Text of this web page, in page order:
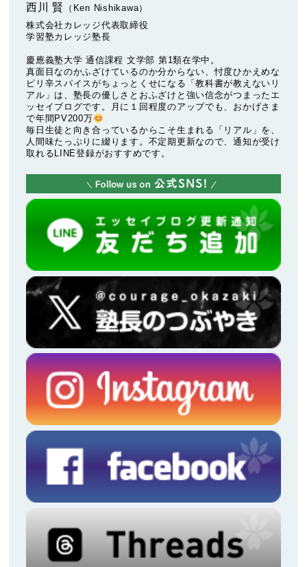
西川 賢
（Ken Nishikawa）
株式会社カレッジ代表取締役
学習塾カレッジ塾長
慶應義塾大学 通信課程 文学部 第1類在学中。
真面目なのかふざけているのか分からない、忖度ひかえめな
ピリ辛スパイスがちょっとくせになる「教科書が教えないリ
アル」は、塾長の優しさとおふざけと強い信念がつまったエ
ッセイブログです。月に１回程度のアップでも、おかげさま
で年間PV200万
毎日生徒と向き合っているからこそ生まれる「リアル」を、
人間味たっぷりに綴ります。不定期更新なので、通知が受け
取れるLINE登録がおすすめです。